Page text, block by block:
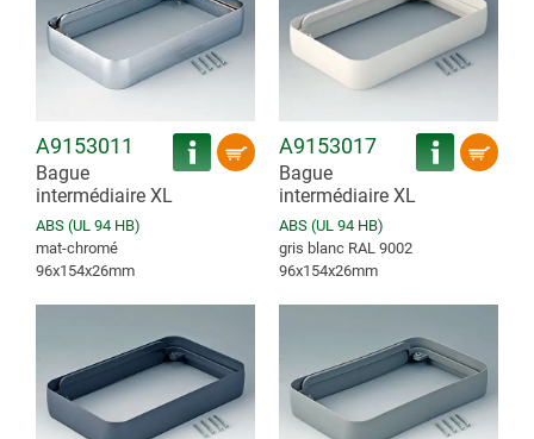
A9153011
Bague
intermédiaire XL
ABS (UL 94 HB)
mat-chromé
96x154x26mm
A9153017
Bague
intermédiaire XL
ABS (UL 94 HB)
gris blanc RAL 9002
96x154x26mm